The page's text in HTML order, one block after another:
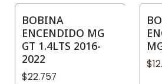
BOBINA
ENCENDIDO MG
GT 1.4LTS 2016-
2022
$22.757